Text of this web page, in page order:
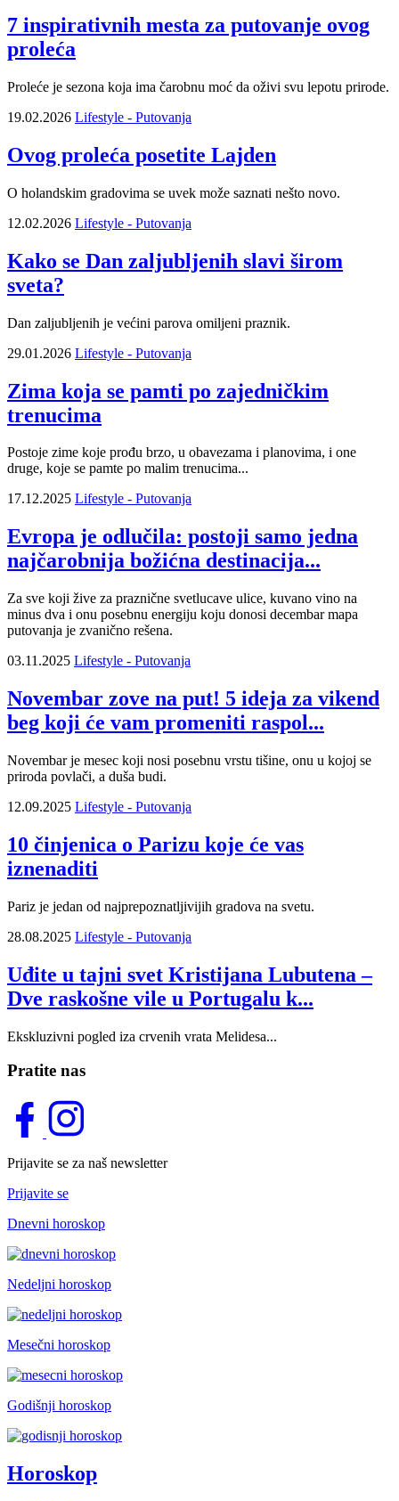
7 inspirativnih mesta za putovanje ovog
proleća
Proleće je sezona koja ima čarobnu moć da oživi svu lepotu prirode.
19.02.2026 Lifestyle - Putovanja
Ovog proleća posetite Lajden
O holandskim gradovima se uvek može saznati nešto novo.
12.02.2026 Lifestyle - Putovanja
Kako se Dan zaljubljenih slavi širom
sveta?
Dan zaljubljenih je većini parova omiljeni praznik.
29.01.2026 Lifestyle - Putovanja
Zima koja se pamti po zajedničkim
trenucima
Postoje zime koje prođu brzo, u obavezama i planovima, i one
druge, koje se pamte po malim trenucima...
17.12.2025 Lifestyle - Putovanja
Evropa je odlučila: postoji samo jedna
najčarobnija božićna destinacija...
Za sve koji žive za praznične svetlucave ulice, kuvano vino na
minus dva i onu posebnu energiju koju donosi decembar mapa
putovanja je zvanično rešena.
03.11.2025 Lifestyle - Putovanja
Novembar zove na put! 5 ideja za vikend
beg koji će vam promeniti raspol...
Novembar je mesec koji nosi posebnu vrstu tišine, onu u kojoj se
priroda povlači, a duša budi.
12.09.2025 Lifestyle - Putovanja
10 činjenica o Parizu koje će vas
iznenaditi
Pariz je jedan od najprepoznatljivijih gradova na svetu.
28.08.2025 Lifestyle - Putovanja
Uđite u tajni svet Kristijana Lubutena –
Dve raskošne vile u Portugalu k...
Ekskluzivni pogled iza crvenih vrata Melidesa...
Pratite nas
Prijavite se za naš newsletter
Prijavite se
Dnevni horoskop
Nedeljni horoskop
Mesečni horoskop
Godišnji horoskop
Horoskop